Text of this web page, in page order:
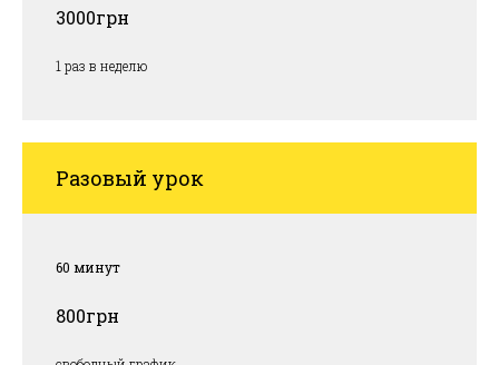
3000грн
1 раз в неделю
Разовый урок
60 минут
800грн